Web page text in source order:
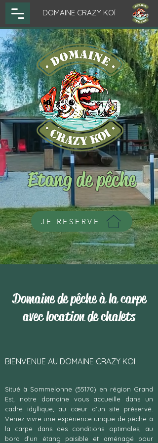
DOMAINE CRAZY KOÏ
Etang de pêche
JE RESERVE
Domaine de pêche à la carpe
avec location de chalets
BIENVENUE AU DOMAINE CRAZY KOI
Situé à Sommelonne (55170) en région Grand
Est, notre domaine vous accueille dans un
cadre idyllique, au cœur d’un site préservé.
Venez vivre une expérience unique de pêche à
la carpe dans des conditions optimales, au
bord d’un étang paisible et aménagé pour